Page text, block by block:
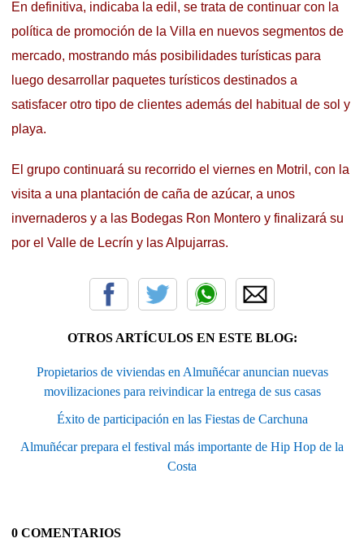
En definitiva, indicaba la edil, se trata de continuar con la
política de promoción de la Villa en nuevos segmentos de
mercado, mostrando más posibilidades turísticas para
luego desarrollar paquetes turísticos destinados a
satisfacer otro tipo de clientes además del habitual de sol y
playa.
El grupo continuará su recorrido el viernes en Motril, con la
visita a una plantación de caña de azúcar, a unos
invernaderos y a las Bodegas Ron Montero y finalizará su
por el Valle de Lecrín y las Alpujarras.
OTROS ARTÍCULOS EN ESTE BLOG:
Propietarios de viviendas en Almuñécar anuncian nuevas
movilizaciones para reivindicar la entrega de sus casas
Éxito de participación en las Fiestas de Carchuna
Almuñécar prepara el festival más importante de Hip Hop de la
Costa
0 COMENTARIOS